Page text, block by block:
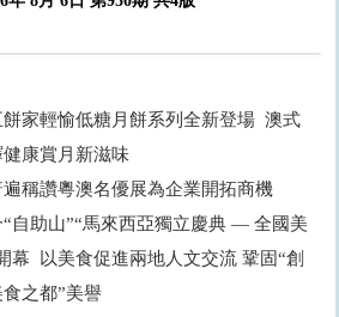
餅家輕愉低糖月餅系列全新登場 澳式
康賞月新滋味
稱讚粵澳名優展為企業開拓商機
自助山”“馬來西亞獨立慶典 — 全國美
幕 以美食促進兩地人文交流 鞏固“創
之都”美譽